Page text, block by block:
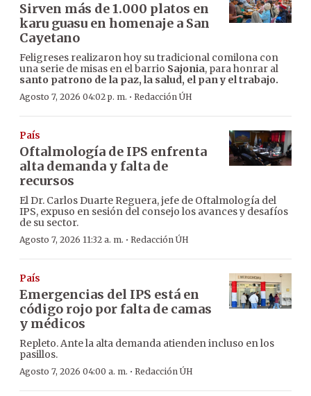
Sirven más de 1.000 platos en
karu guasu en homenaje a San
Cayetano
Feligreses realizaron hoy su tradicional comilona con
una serie de misas en el barrio Sajonia, para honrar al
santo patrono de la paz, la salud, el pan y el trabajo.
Agosto 7, 2026 04:02 p. m. · Redacción ÚH
País
Oftalmología de IPS enfrenta
alta demanda y falta de
recursos
El Dr. Carlos Duarte Reguera, jefe de Oftalmología del
IPS, expuso en sesión del consejo los avances y desafíos
de su sector.
Agosto 7, 2026 11:32 a. m. · Redacción ÚH
País
Emergencias del IPS está en
código rojo por falta de camas
y médicos
Repleto. Ante la alta demanda atienden incluso en los
pasillos.
Agosto 7, 2026 04:00 a. m. · Redacción ÚH